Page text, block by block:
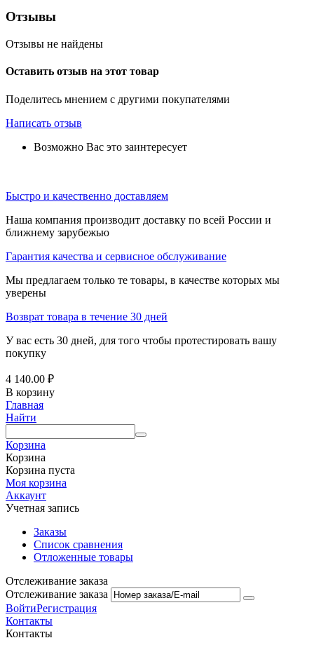
Отзывы
Отзывы не найдены
Оставить отзыв на этот товар
Поделитесь мнением с другими покупателями
Написать отзыв
Возможно Вас это заинтересует
Быстро и качественно доставляем
Наша компания производит доставку по всей России и
ближнему зарубежью
Гарантия качества и сервисное обслуживание
Мы предлагаем только те товары, в качестве которых мы
уверены
Возврат товара в течение 30 дней
У вас есть 30 дней, для того чтобы протестировать вашу
покупку
4 140.00 ₽
В корзину
Главная
Найти
Корзина
Корзина
Корзина пуста
Моя корзина
Аккаунт
Учетная запись
Заказы
Список сравнения
Отложенные товары
Отслеживание заказа
Отслеживание заказа
ВойтиРегистрация
Контакты
Контакты